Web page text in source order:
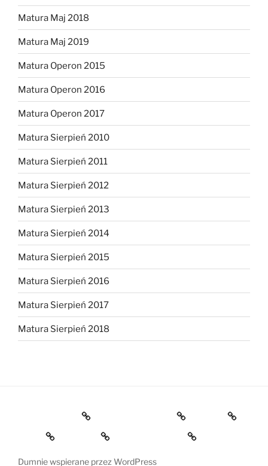
Matura Maj 2018
Matura Maj 2019
Matura Operon 2015
Matura Operon 2016
Matura Operon 2017
Matura Sierpień 2010
Matura Sierpień 2011
Matura Sierpień 2012
Matura Sierpień 2013
Matura Sierpień 2014
Matura Sierpień 2015
Matura Sierpień 2016
Matura Sierpień 2017
Matura Sierpień 2018
Strona główna Dlaczego warto?
O mnie
Opinie
Kontakt Chce dołączyć!
Dumnie wspierane przez WordPress